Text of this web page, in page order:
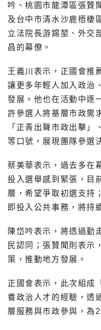
吟、桃園市龍潭區張贊
及台中市清水沙鹿梧棲
立法院長游錫堃、外交
昌的幕僚。
王義川表示，正國會推
讓更多年輕人加入政治
發展。他也在活動中逐
許參選人將基層市政需
「正青出聲市政出擊」
等口號，展現團隊參選
蔡美華表示，過去多在
投入選舉感到緊張，目
層，希望爭取初選支持
即投入公共事務，將持
陳岱吟表示，將透過勤
民認同；張贊聞則表示
策，推動地方發展。
正國會表示，此次組成
養政治人才的經驗，透
層服務與市政參與，為